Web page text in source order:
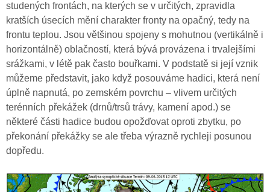
studených frontách, na kterých se v určitých, zpravidla
kratších úsecích mění charakter fronty na opačný, tedy na
frontu teplou. Jsou většinou spojeny s mohutnou (vertikálně i
horizontálně) oblačností, která bývá provázena i trvalejšími
srážkami, v létě pak často bouřkami. V podstatě si její vznik
můžeme představit, jako když posouváme hadici, která není
úplně napnutá, po zemském povrchu – vlivem určitých
terénních překážek (drnů/trsů trávy, kamení apod.) se
některé části hadice budou opožďovat oproti zbytku, po
překonání překážky se ale třeba výrazně rychleji posunou
dopředu.